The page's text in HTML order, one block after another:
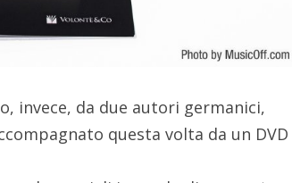
invece, da due autori germanici,
questa volta da un DVD